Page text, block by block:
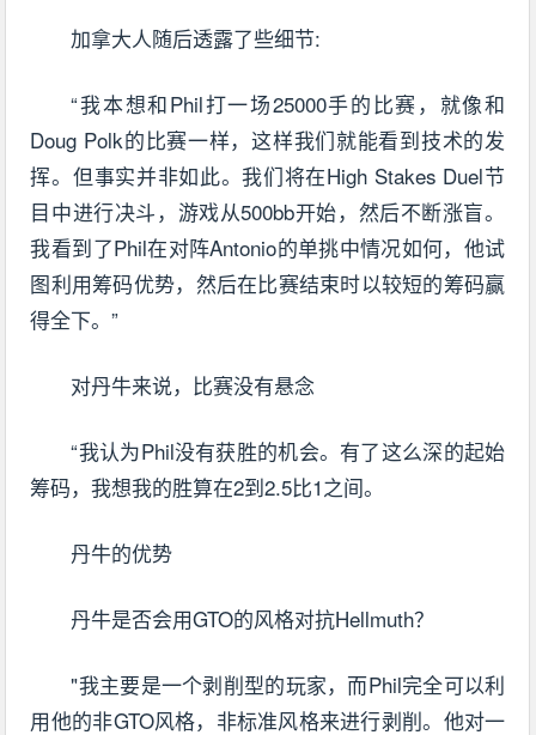
加拿大人随后透露了些细节:
“我本想和Phil打一场25000手的比赛，就像和
Doug Polk的比赛一样，这样我们就能看到技术的发
挥。但事实并非如此。我们将在High Stakes Duel节
目中进行决斗，游戏从500bb开始，然后不断涨盲。
我看到了Phil在对阵Antonio的单挑中情况如何，他试
图利用筹码优势，然后在比赛结束时以较短的筹码赢
得全下。”
对丹牛来说，比赛没有悬念
“我认为Phil没有获胜的机会。有了这么深的起始
筹码，我想我的胜算在2到2.5比1之间。
丹牛的优势
丹牛是否会用GTO的风格对抗Hellmuth？
"我主要是一个剥削型的玩家，而Phil完全可以利
用他的非GTO风格，非标准风格来进行剥削。他对一